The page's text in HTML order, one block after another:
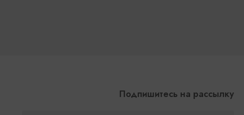
Подпишитесь на рассылку